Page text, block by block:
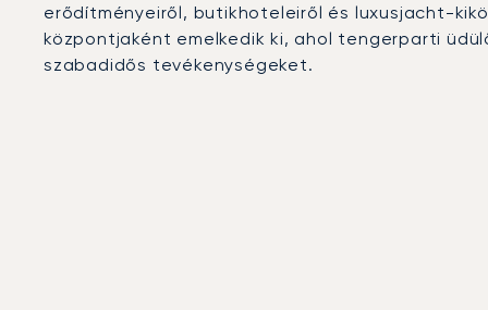
erődítményeiről, butikhoteleiről és luxusjacht-
központjaként emelkedik ki, ahol tengerparti
szabadidős tevékenységeket.